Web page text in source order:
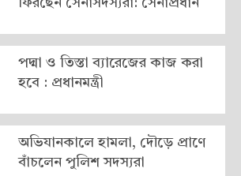
পদ্মা ও তিস্তা ব্যারেজের কাজ করা
হবে : প্রধানমন্ত্রী
অভিযানকালে হামলা, দৌড়ে প্রাণে
বাঁচলেন পুলিশ সদস্যরা